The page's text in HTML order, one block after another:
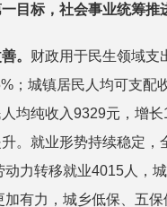
目标，社会事业统筹推
。 财政用于民生领域支
；城镇居民人均可支配
均纯收入9329元，增
。就业形势持续稳定，
动力转移就业4015人，
加有力，城乡低保、五